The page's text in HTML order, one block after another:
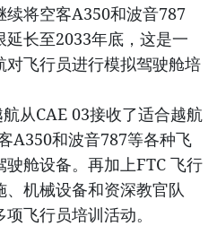
将空客A350和波音787
长至2033年底，这是一
飞行员进行模拟驾驶舱培
从CAE 03接收了适合越航
A350和波音787等各种飞
舱设备。再加上FTC 飞行
机械设备和资深教官队
飞行员培训活动。